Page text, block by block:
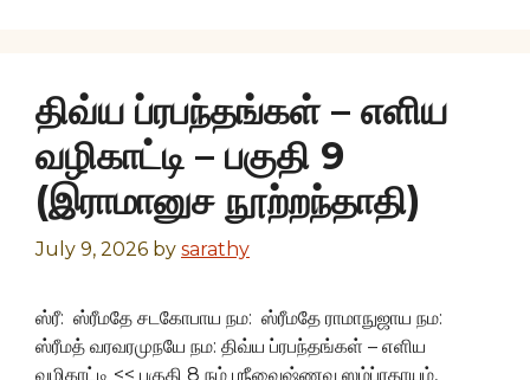
திவ்ய ப்ரபந்தங்கள் – எளிய
வழிகாட்டி – பகுதி 9
(இராமானுச நூற்றந்தாதி)
July 9, 2026 by sarathy
ஸ்ரீ: ஸ்ரீமதே சடகோபாய நம: ஸ்ரீமதே ராமாநுஜாய நம:
ஸ்ரீமத் வரவரமுநயே நம: திவ்ய ப்ரபந்தங்கள் – எளிய
வழிகாட்டி << பகுதி 8 நம் ஶ்ரீவைஷ்ணவ ஸம்ப்ரதாயம்,